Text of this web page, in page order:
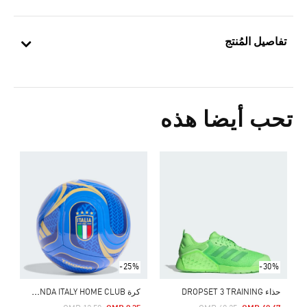
تفاصيل المُنتج
تحب أيضا هذه
-30%
حذاء DROPSET 3 TRAINING
-25%
ك
رة TRIONDA ITALY HOME CLUB